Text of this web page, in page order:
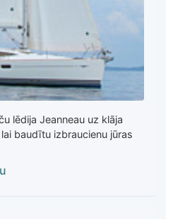
lēdija Jeanneau uz klāja
baudītu izbraucienu jūras